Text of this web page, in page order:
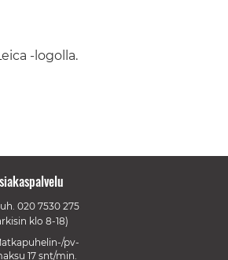
-logolla.
020 7530 275
klo 8-18)
pv-
17 snt/min.